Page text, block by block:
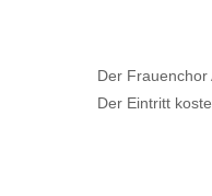
Der Frauenchor
Der Eintritt